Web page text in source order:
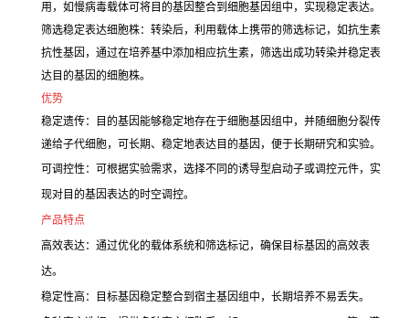
用，如慢病毒载体可将目的基因整合到细胞基因组中，实现稳定表达。
筛选稳定表达细胞株：转染后，利用载体上携带的筛选标记，如抗生素
抗性基因，通过在培养基中添加相应抗生素，筛选出成功转染并稳定表
达目的基因的细胞株。
优势
稳定遗传：目的基因能够稳定地存在于细胞基因组中，并随细胞分裂传
递给子代细胞，可长期、稳定地表达目的基因，便于长期研究和实验。
可调控性：可根据实验需求，选择不同的诱导型启动子或调控元件，实
现对目的基因表达的时空调控。
产品特点
高效表达：通过优化的载体系统和筛选标记，确保目标基因的高效表
达。
稳定性高：目标基因稳定整合到宿主基因组中，长期培养不易丢失。